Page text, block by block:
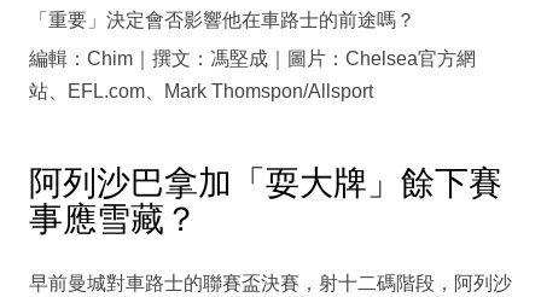
「重要」決定會否影響他在車路士的前途嗎？
編輯：Chim｜撰文：馮堅成｜圖片：Chelsea官方網
站、EFL.com、Mark Thomspon/Allsport
阿列沙巴拿加「耍大牌」餘下賽
事應雪藏？
早前曼城對車路士的聯賽盃決賽，射十二碼階段，阿列沙